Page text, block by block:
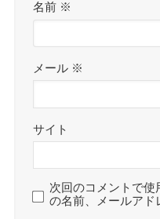
名前 ※
メール ※
サイト
次回のコメントで使
の名前、メールアド